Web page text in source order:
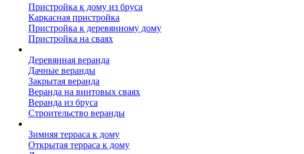
Пристройка к дому из бруса
Каркасная пристройка
Пристройка к деревянному дому
Пристройка на сваях
Деревянная веранда
Дачные веранды
Закрытая веранда
Веранда на винтовых сваях
Веранда из бруса
Строительство веранды
Зимняя терраса к дому
Открытая терраса к дому